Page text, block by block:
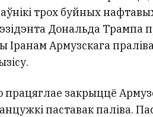
трох буйных
Дональда Трампа
Іранам Армузскага
працяглае закрыццё
паставак паліва.